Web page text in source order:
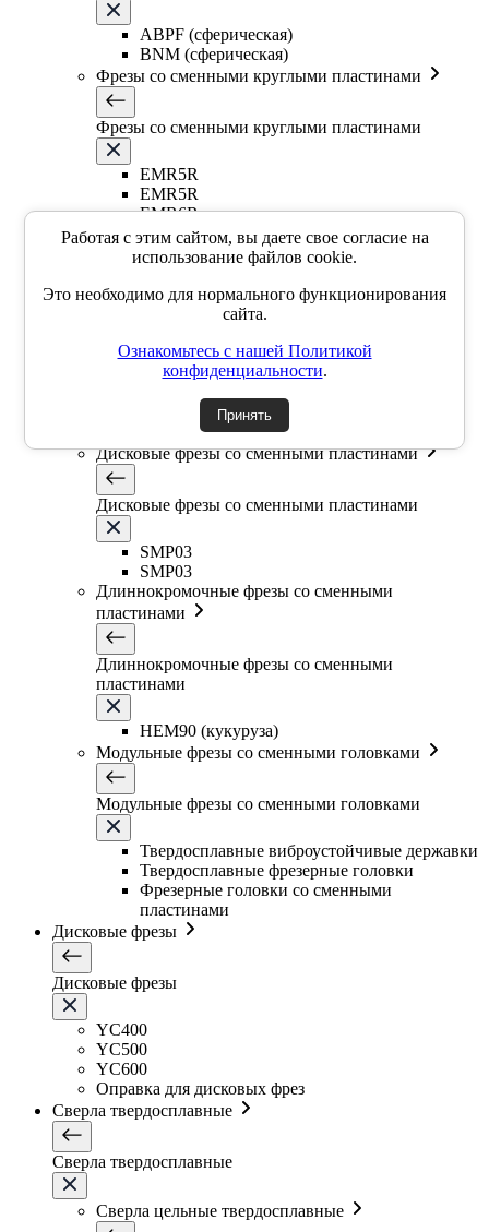
ABPF (сферическая)
BNM (сферическая)
Фрезы со сменными круглыми пластинами
Фрезы со сменными круглыми пластинами
EMR5R
EMR5R
EMR6R
Т-образная фреза
Фасочные фрезы со сменными пластинами
Фасочные фрезы со сменными пластинами
SSK
SSP
Дисковые фрезы со сменными пластинами
Дисковые фрезы со сменными пластинами
SMP03
SMP03
Длиннокромочные фрезы со сменными
пластинами
Длиннокромочные фрезы со сменными
пластинами
HEM90 (кукуруза)
Модульные фрезы со сменными головками
Модульные фрезы со сменными головками
Твердосплавные виброустойчивые державки
Твердосплавные фрезерные головки
Фрезерные головки со сменными
пластинами
Дисковые фрезы
Дисковые фрезы
YC400
YC500
YC600
Оправка для дисковых фрез
Сверла твердосплавные
Сверла твердосплавные
Сверла цельные твердосплавные
Работая с этим сайтом, вы даете свое согласие на
использование файлов cookie.
Это необходимо для нормального функционирования
сайта.
Ознакомьтесь с нашей Политикой
конфиденциальности.
Принять